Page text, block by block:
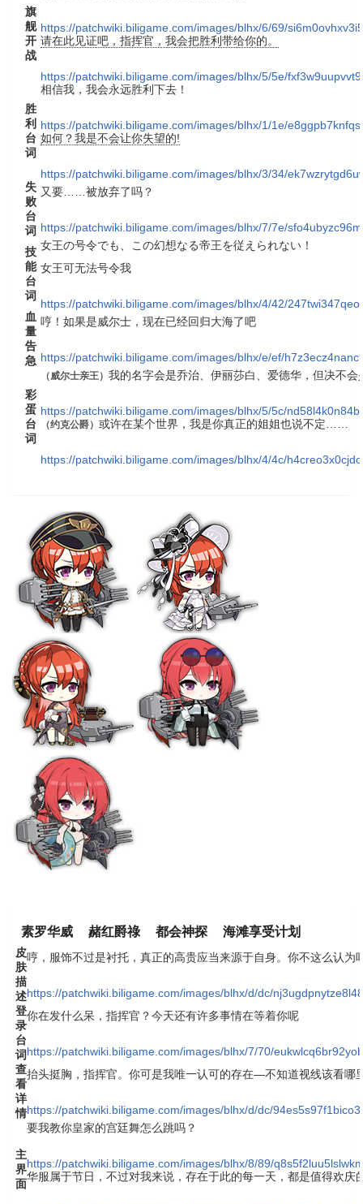
旗
舰
开
战
https://patchwiki.biligame.com/images/blhx/6/69/
请在此见证吧，指挥官，我会把胜利带给你的。
https://patchwiki.biligame.com/images/blhx/5/5e/
胜
利
台
词
相信我，我会永远胜利下去！
https://patchwiki.biligame.com/images/blhx/1/1e/
如何？我是不会让你失望的!
https://patchwiki.biligame.com/images/blhx/3/34/
失
败
台
词
又要……被放弃了吗？
https://patchwiki.biligame.com/images/blhx/7/7e/
技
能
台
词
女王の号令でも、この幻想なる帝王を従えられない！
女王可无法号令我
https://patchwiki.biligame.com/images/blhx/4/42/
血
量
告
急
哼！如果是威尔士，现在已经回归大海了吧
https://patchwiki.biligame.com/images/blhx/e/ef/
彩
蛋
台
词
（威尔士亲王） 我的名字会是乔治、伊丽莎白、爱德华，但决不会
https://patchwiki.biligame.com/images/blhx/5/5c/
（约克公爵） 或许在某个世界，我是你真正的姐姐也说不定……
https://patchwiki.biligame.com/images/blhx/4/4c/
素罗华威 赭红爵祿 都会神探 海滩享受计划
皮
肤
描
述
哼，服饰不过是衬托，真正的高贵应当来源于自身。你不这么认
https://patchwiki.biligame.com/images/blhx/d/dc/
登
录
台
词
你在发什么呆，指挥官？今天还有许多事情在等着你呢
https://patchwiki.biligame.com/images/blhx/7/70/
查
看
详
情
抬头挺胸，指挥官。你可是我唯一认可的存在—不知道视线该看哪
https://patchwiki.biligame.com/images/blhx/d/dc/
主
界
面
要我教你皇家的宫廷舞怎么跳吗？
https://patchwiki.biligame.com/images/blhx/8/89/
华服属于节日，不过对我来说，存在于此的每一天，都是值得欢庆